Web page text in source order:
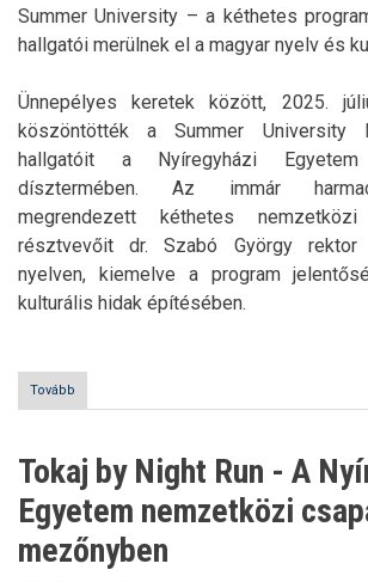
Summer University – a kéthetes
hallgatói merülnek el a magyar nyelv és
Ünnepélyes keretek között, 2025.
köszöntötték a Summer University
hallgatóit a Nyíregyházi
dísztermében. Az immár
megrendezett kéthetes
résztvevőit dr. Szabó György rektor
nyelven, kiemelve a program
kulturális hidak építésében.
Tovább
program
Egyetemen:
ismét
megrendezésre
a
világot
Tokaj by Night Run - A
Egyetem nemzetközi
mezőnyben